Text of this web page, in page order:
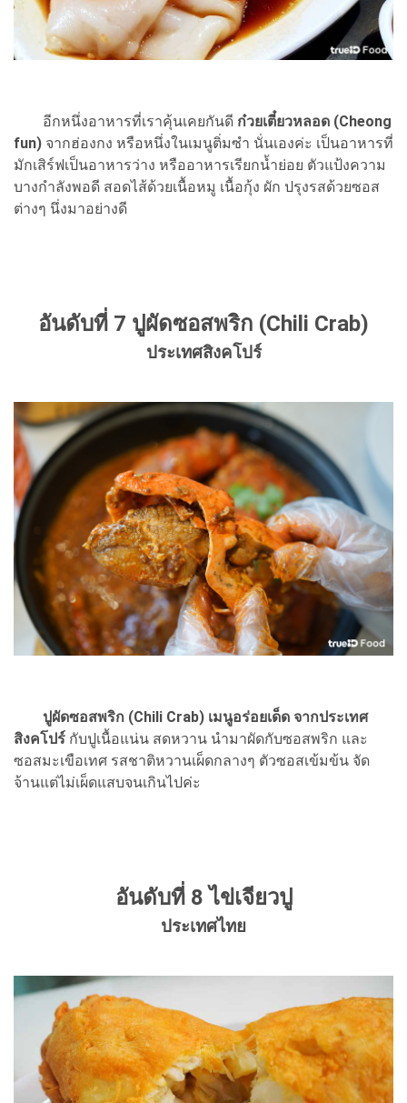
อีกหนึ่งอาหารที่เราคุ้นเคยกันดี ก๋วยเตี๋ยวหลอด (Cheong
fun) จากฮ่องกง หรือหนึ่งในเมนูติ่มซำ นั่นเองค่ะ เป็นอาหารที่
มักเสิร์ฟเป็นอาหารว่าง หรืออาหารเรียกน้ำย่อย ตัวแป้งความ
บางกำลังพอดี สอดไส้ด้วยเนื้อหมู เนื้อกุ้ง ผัก ปรุงรสด้วยซอส
ต่างๆ นึ่งมาอย่างดี
อันดับที่ 7 ปูผัดซอสพริก (Chili Crab)
ประเทศสิงคโปร์
ปูผัดซอสพริก (Chili Crab) เมนูอร่อยเด็ด จากประเทศ
สิงคโปร์ กับปูเนื้อแน่น สดหวาน นำมาผัดกับซอสพริก และ
ซอสมะเขือเทศ รสชาติหวานเผ็ดกลางๆ ตัวซอสเข้มข้น จัด
จ้านแต่ไม่เผ็ดแสบจนเกินไปค่ะ
อันดับที่ 8 ไข่เจียวปู
ประเทศไทย